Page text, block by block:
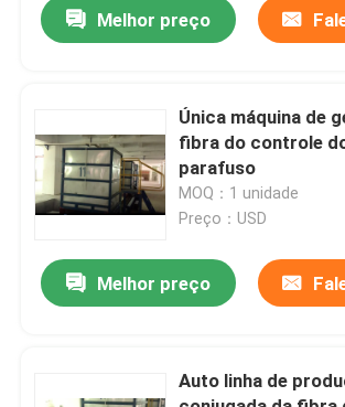
Controle da qualidade
notícia
Peça umas citações
stenter do ajuste do calor
Melhor preço
Única máquina de
fibra do controle
parafuso
MOQ：1 unidade
Preço：USD
Melhor preço
Auto linha de